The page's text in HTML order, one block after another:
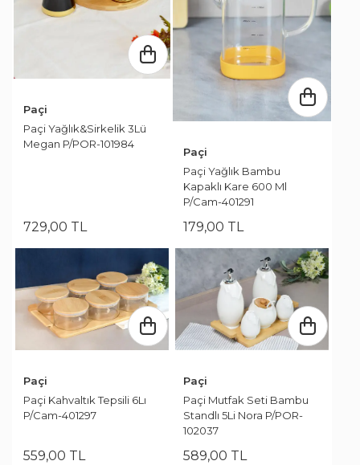
Paçi
Paçi Yağlık&Sirkelik 3Lü
Megan P/POR-101984
729,00 TL
Paçi
Paçi Yağlık Bambu
Kapaklı Kare 600 Ml
P/Cam-401291
179,00 TL
Paçi
Paçi Kahvaltık Tepsili 6Lı
P/Cam-401297
559,00 TL
Paçi
Paçi Mutfak Seti Bambu
Standlı 5Li Nora P/POR-
102037
589,00 TL